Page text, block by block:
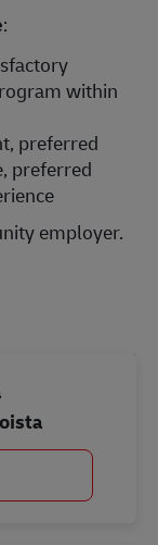
:
within
preferred
preferred
employer.